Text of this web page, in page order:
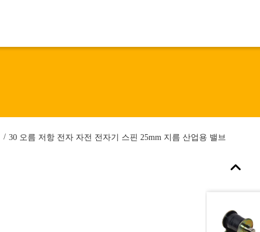
/ 30 오름 저항 전자 자전 전자기 스핀 25mm 지름 산업용 밸브